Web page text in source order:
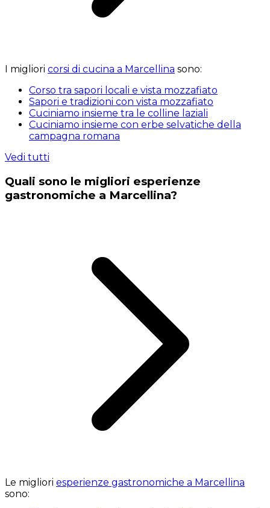
I migliori corsi di cucina a Marcellina sono:
Corso tra sapori locali e vista mozzafiato
Sapori e tradizioni con vista mozzafiato
Cuciniamo insieme tra le colline laziali
Cuciniamo insieme con erbe selvatiche della
campagna romana
Vedi tutti
Quali sono le migliori esperienze
gastronomiche a Marcellina?
Le migliori esperienze gastronomiche a Marcellina
sono: